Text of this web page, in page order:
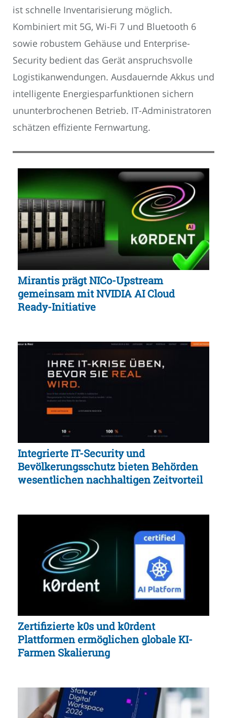
ist schnelle Inventarisierung möglich.
Kombiniert mit 5G, Wi-Fi 7 und Bluetooth 6
sowie robustem Gehäuse und Enterprise-
Security bedient das Gerät anspruchsvolle
Logistikanwendungen. Ausdauernde Akkus und
intelligente Energiesparfunktionen sichern
ununterbrochenen Betrieb. IT-Administratoren
schätzen effiziente Fernwartung.
Mirantis prägt NICo-Upstream
gemeinsam mit NVIDIA AI Cloud
Ready-Initiative
Integrierte IT-Security und
Bevölkerungsschutz bieten Behörden
wesentlichen nachhaltigen Zeitvorteil
Zertifizierte k0s und k0rdent
Plattformen ermöglichen globale KI-
Farmen Skalierung